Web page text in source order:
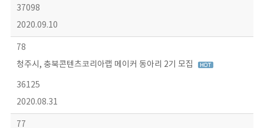
37098
2020.09.10
78
청주시, 충북콘텐츠코리아랩 메이커 동아리 2기 모집
36125
2020.08.31
77